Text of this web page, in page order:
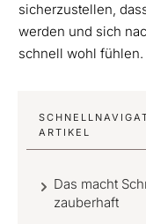
sicherzustellen,
werden und sich
schnell wohl fühlen.
ARTIKEL
Das macht
zauberhaft